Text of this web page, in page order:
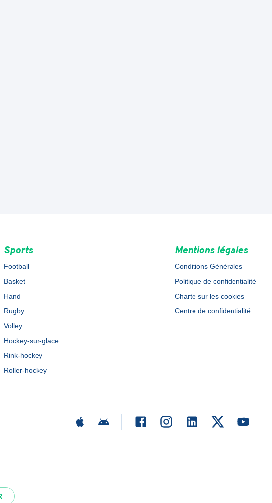
Sports
Football
Basket
Hand
Rugby
Volley
Hockey-sur-glace
Rink-hockey
Roller-hockey
Mentions légales
Conditions Générales
Politique de confidentialité
Charte sur les cookies
Centre de confidentialité